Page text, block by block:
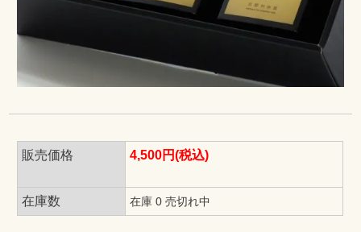
販売価格 4,500円(税込)
在庫数 在庫 0 売切れ中